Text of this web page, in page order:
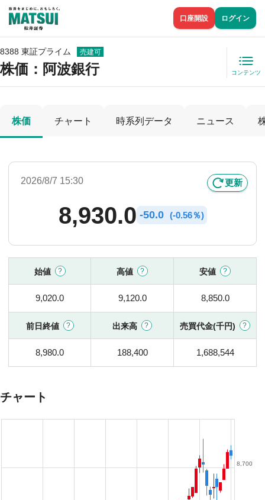
口座開設 ログイン
8388 東証プライム 売建可
株価 ：阿波銀行 コンテンツ
株価 チャート 時系列データ ニュース
2026/8/7 15:30 更新
8,930.0 -50.0 (-0.56％)
始値 高値 安値
9,020.0 9,120.0 8,850.0
前日終値 出来高 売買代金(千円)
8,980.0 188,400 1,688,544
チャート
8,700